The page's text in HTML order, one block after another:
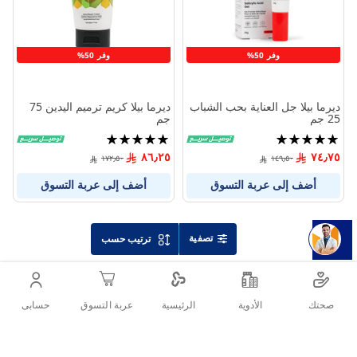
ترتيب حسب
وفر 50%
ديرما بيلا جل العناية بحب الشباب
25 جم
تقييم:
100%
٧٤٫٧٥ ١٤٩٫٥٠
أضف إلى عربة التسوق
وفر 50%
ديرما بيلا كريم ترميم اليدين 75
جم
تقييم:
100%
٨٦٫٢٥ ١٧٢٫٥٠
أضف إلى عربة التسوق
تصفية
صحتك الأدوية الرئيسية عربة التسوق حسابى